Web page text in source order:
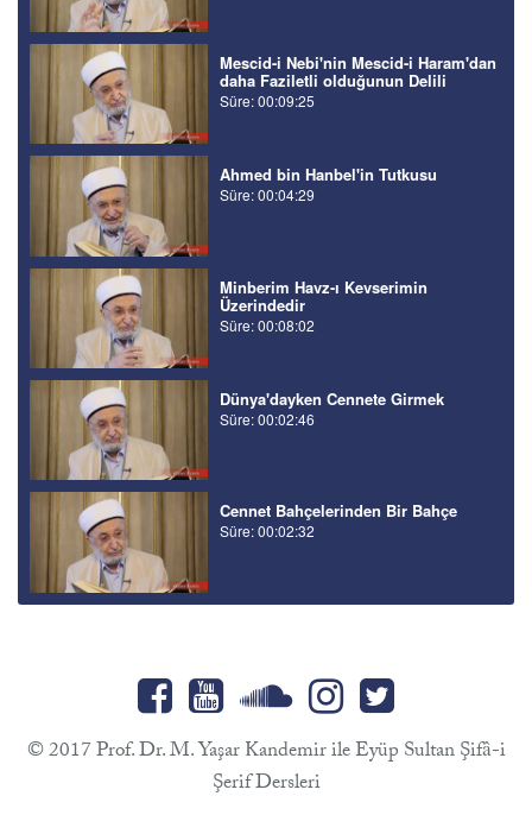
Mescid-i Nebi'nin Mescid-i Haram'dan
daha Faziletli olduğunun Delili
Süre: 00:09:25
Ahmed bin Hanbel'in Tutkusu
Süre: 00:04:29
Minberim Havz-ı Kevserimin
Üzerindedir
Süre: 00:08:02
Dünya'dayken Cennete Girmek
Süre: 00:02:46
Cennet Bahçelerinden Bir Bahçe
Süre: 00:02:32
© 2017 Prof. Dr. M. Yaşar Kandemir ile Eyüp Sultan Şifâ-i
Şerif Dersleri